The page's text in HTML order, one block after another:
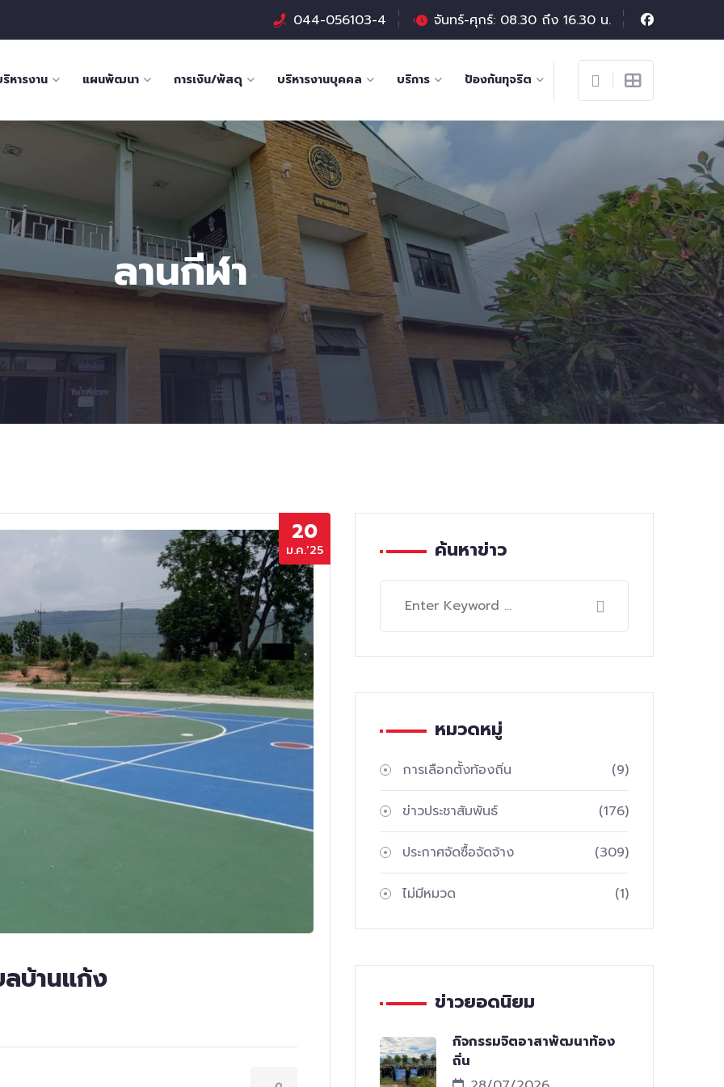
044-056103-4 จันทร์-ศุกร์: 08.30 ถึง 16.30 น.
หารงาน แผนพัฒนา การเงิน/พัสดุ บริหารงานบุคคล บริการ ป้องกันทุจริต
ลานกีฬา
20
ม.ค.’25
บ้านแก้ง
ค้นหาข่าว
หมวดหมู่
การเลือกตั้งท้องถิ่น (9)
ข่าวประชาสัมพันธ์ (176)
ประกาศจัดซื้อจัดจ้าง (309)
ไม่มีหมวด (1)
ข่าวยอดนิยม
กิจกรรมจิตอาสาพัฒนาท้อง
ถิ่น